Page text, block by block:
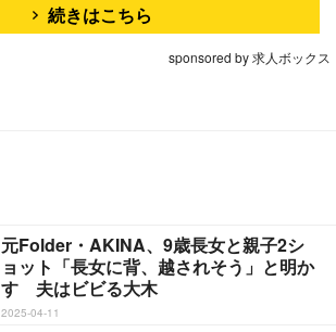
続きはこちら
sponsored by 求人ボックス
元Folder・AKINA、9歳長女と親子2シ
ョット「長女に背、越されそう」と明か
す 夫はビビる大木
2025-04-11